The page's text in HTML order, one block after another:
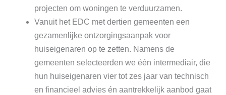
projecten om woningen te verduurzamen.
Vanuit het EDC met dertien gemeenten een
gezamenlijke ontzorgingsaanpak voor
huiseigenaren op te zetten. Namens de
gemeenten selecteerden we één intermediair, die
hun huiseigenaren vier tot zes jaar van technisch
en financieel advies én aantrekkelijk aanbod gaat